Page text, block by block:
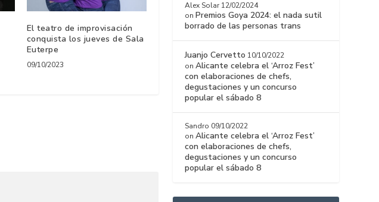
El teatro de improvisación
conquista los jueves de Sala
Euterpe
09/10/2023
Alex Solar 12/02/2024
on Premios Goya 2024: el nada sutil
borrado de las personas trans
Juanjo Cervetto 10/10/2022
onAlicante celebra el ‘Arroz Fest’
con elaboraciones de chefs,
degustaciones y un concurso
popular el sábado 8
Sandro 09/10/2022
onAlicante celebra el ‘Arroz Fest’
con elaboraciones de chefs,
degustaciones y un concurso
popular el sábado 8